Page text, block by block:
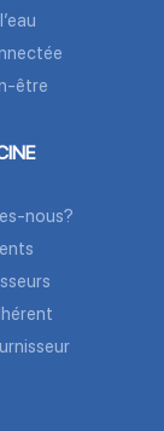
être
nous?